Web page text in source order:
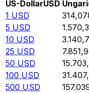
US-DollarUSD
1 USD
5 USD
10 USD
25 USD
50 USD
100 USD
500 USD